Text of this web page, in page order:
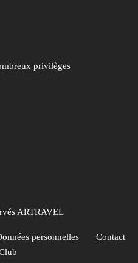
privilèges
ARTRAVEL
personnelles
Contact